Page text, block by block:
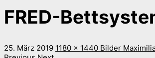
FRED-
25. März 2019 1180 x 1440 Bilder